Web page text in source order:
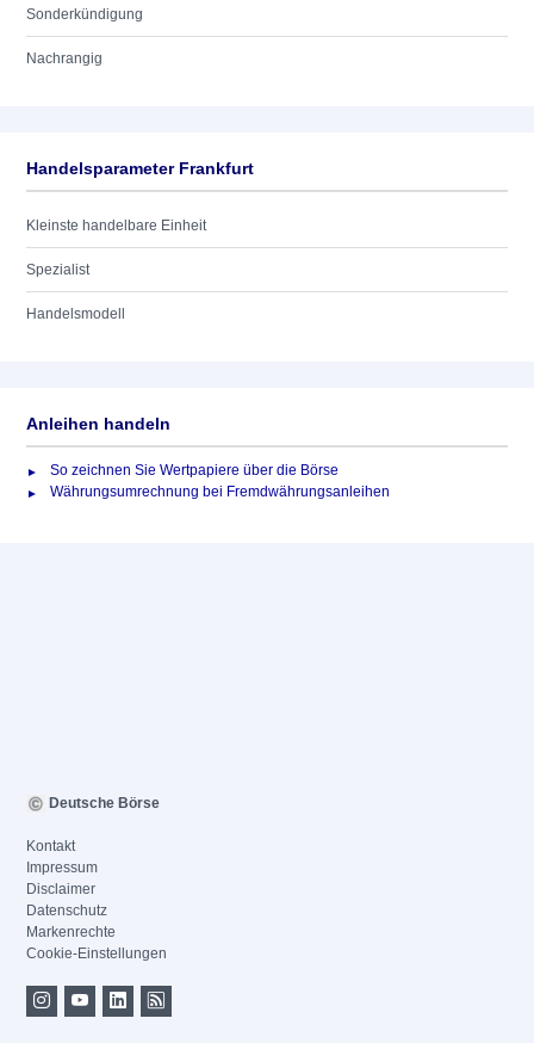
Sonderkündigung
Nachrangig
Handelsparameter Frankfurt
Kleinste handelbare Einheit
Spezialist
Handelsmodell
Anleihen handeln
So zeichnen Sie Wertpapiere über die Börse
Währungsumrechnung bei Fremdwährungsanleihen
Deutsche Börse
Kontakt
Impressum
Disclaimer
Datenschutz
Markenrechte
Cookie-Einstellungen